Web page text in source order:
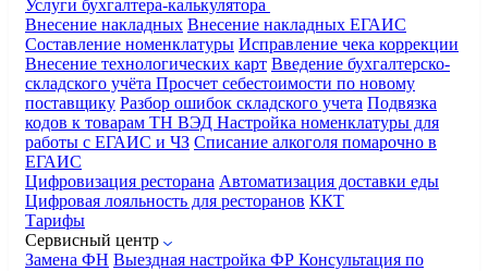
Услуги бухгалтера-калькулятора
Внесение накладных Внесение накладных ЕГАИС
Составление номенклатуры Исправление чека коррекции
Внесение технологических карт Введение бухгалтерско-
складского учёта Просчет себестоимости по новому
поставщику Разбор ошибок складского учета Подвязка
кодов к товарам ТН ВЭД Настройка номенклатуры для
работы с ЕГАИС и ЧЗ Списание алкоголя помарочно в
ЕГАИС
Цифровизация ресторана Автоматизация доставки еды
Цифровая лояльность для ресторанов ККТ
Тарифы
Сервисный центр
Замена ФН Выездная настройка ФР Консультация по